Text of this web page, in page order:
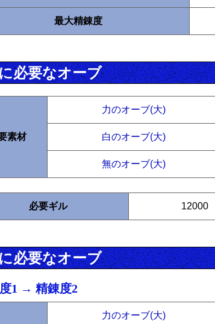
最大精錬度
必要なオーブ
素材
力のオーブ(大)
白のオーブ(大)
無のオーブ(大)
必要ギル 12000
必要なオーブ
1 → 精錬度2
力のオーブ(大)